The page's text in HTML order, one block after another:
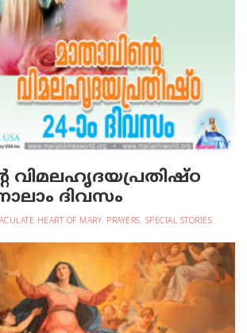
വിമലഹൃദയപ്രതിഷ്ഠ
ദിവസം
HEART OF MARY, PRAYERS, SPECIAL STORIES